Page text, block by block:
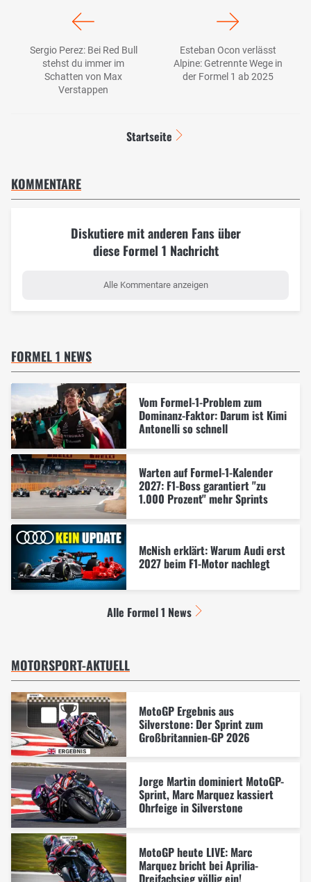
Sergio Perez: Bei Red Bull
stehst du immer im
Schatten von Max
Verstappen
Esteban Ocon verlässt
Alpine: Getrennte Wege in
der Formel 1 ab 2025
Startseite
KOMMENTARE
Diskutiere mit anderen Fans über
diese Formel 1 Nachricht
Alle Kommentare anzeigen
FORMEL 1 NEWS
Vom Formel-1-Problem zum
Dominanz-Faktor: Darum ist Kimi
Antonelli so schnell
Warten auf Formel-1-Kalender
2027: F1-Boss garantiert "zu
1.000 Prozent" mehr Sprints
McNish erklärt: Warum Audi erst
2027 beim F1-Motor nachlegt
Alle Formel 1 News
MOTORSPORT-AKTUELL
MotoGP Ergebnis aus
Silverstone: Der Sprint zum
Großbritannien-GP 2026
Jorge Martin dominiert MotoGP-
Sprint, Marc Marquez kassiert
Ohrfeige in Silverstone
MotoGP heute LIVE: Marc
Marquez bricht bei Aprilia-
Dreifachsieg völlig ein!